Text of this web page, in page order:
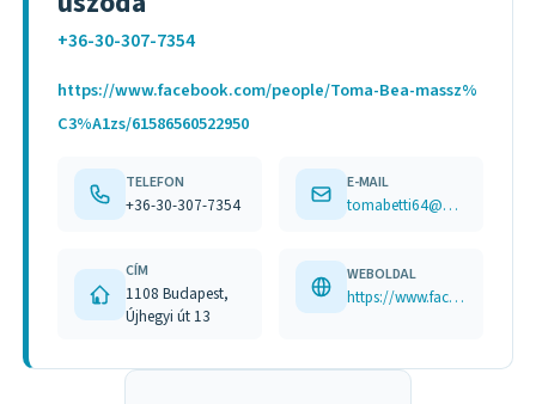
+36-30-307-7354
https://www.facebook.com/people/Toma-Bea-massz%
C3%A1zs/61586560522950
TELEFON
+36-30-307-7354
E-MAIL
tomabetti64@gmail.com
CÍM
1108 Budapest,
Újhegyi út 13
WEBOLDAL
https://www.facebook.com/people/Toma-Bea-massz%C3%A1zs/61586560522950